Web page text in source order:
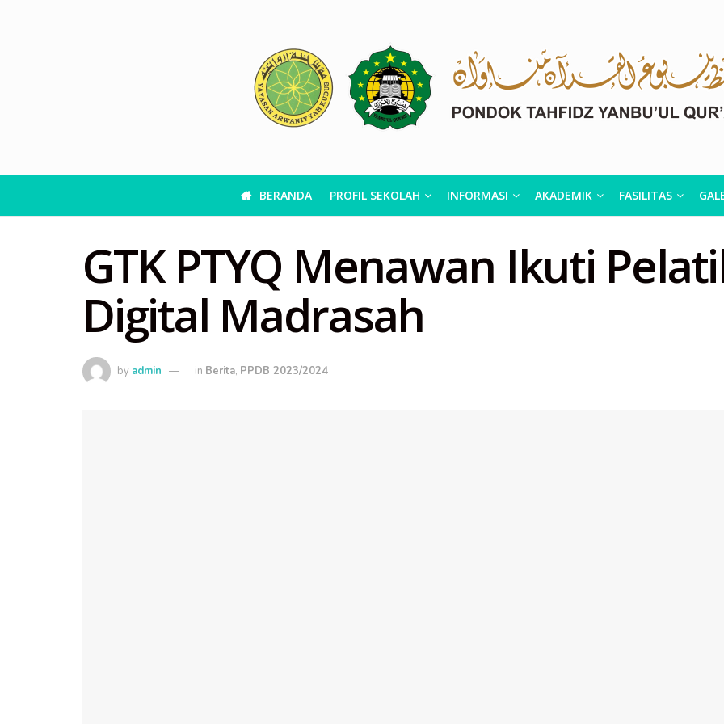
BERANDA PROFIL SEKOLAH INFORMASI AKADEMIK FASILITAS
GTK PTYQ Menawan Ikuti
Digital Madrasah
by admin in Berita, PPDB 2023/2024